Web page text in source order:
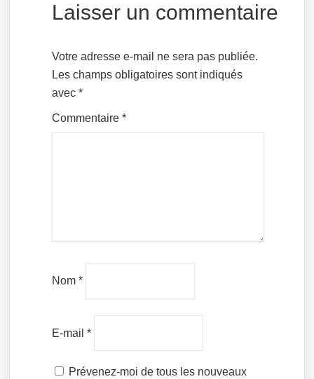
Laisser un commentaire
Votre adresse e-mail ne sera pas publiée.
Les champs obligatoires sont indiqués
avec*
Commentaire*
Nom*
E-mail*
Prévenez-moi de tous les nouveaux